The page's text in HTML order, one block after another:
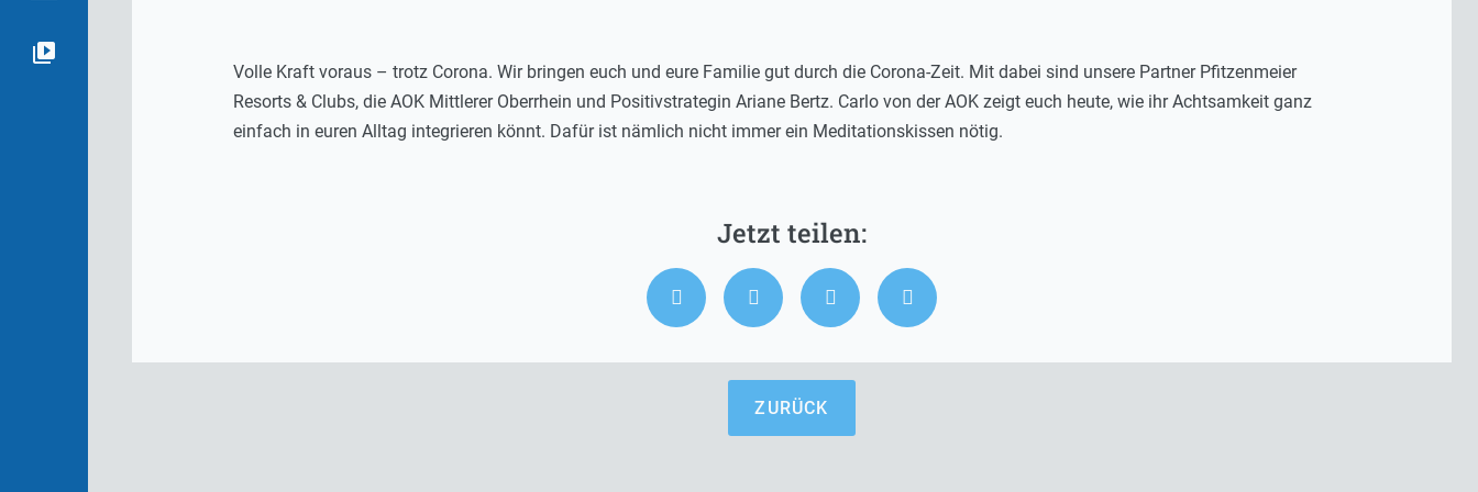
Volle Kraft voraus – trotz Corona. Wir bringen euch und eure Familie gut durch die Corona-Zeit. Mit dabei sind unsere Partner Pfitzenmeier
Resorts & Clubs, die AOK Mittlerer Oberrhein und Positivstrategin Ariane Bertz. Carlo von der AOK zeigt euch heute, wie ihr Achtsamkeit ganz
einfach in euren Alltag integrieren könnt. Dafür ist nämlich nicht immer ein Meditationskissen nötig.
ZURÜCK